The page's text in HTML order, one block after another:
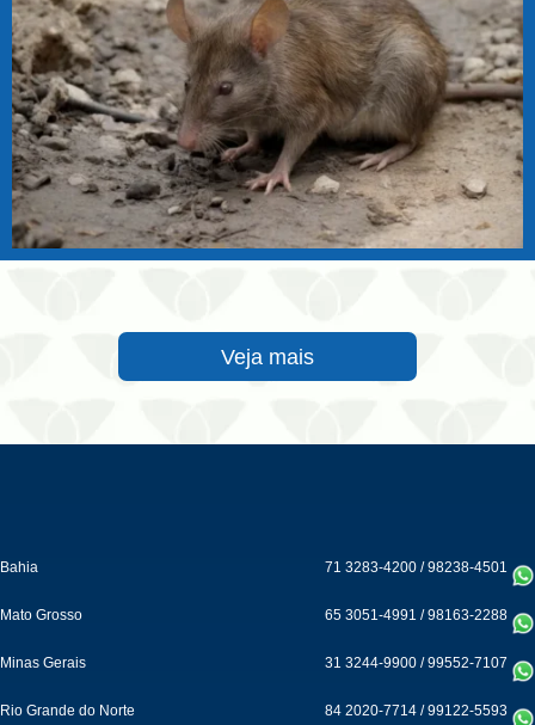
Veja mais
Bahia 71 3283-4200 /98238-4501
Mato Grosso 65 3051-4991 /98163-2288
Minas Gerais 31 3244-9900 /99552-7107
Rio Grande do Norte 84 2020-7714 /99122-5593